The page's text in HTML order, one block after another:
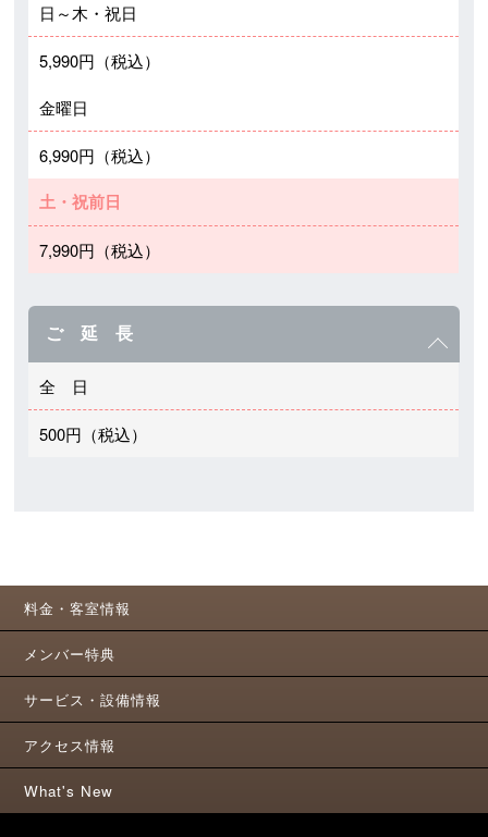
日～木・祝日
5,990円（税込）
金曜日
6,990円（税込）
土・祝前日
7,990円（税込）
ご 延 長
全 日
500円（税込）
料金・客室情報
メンバー特典
サービス・設備情報
アクセス情報
What's New